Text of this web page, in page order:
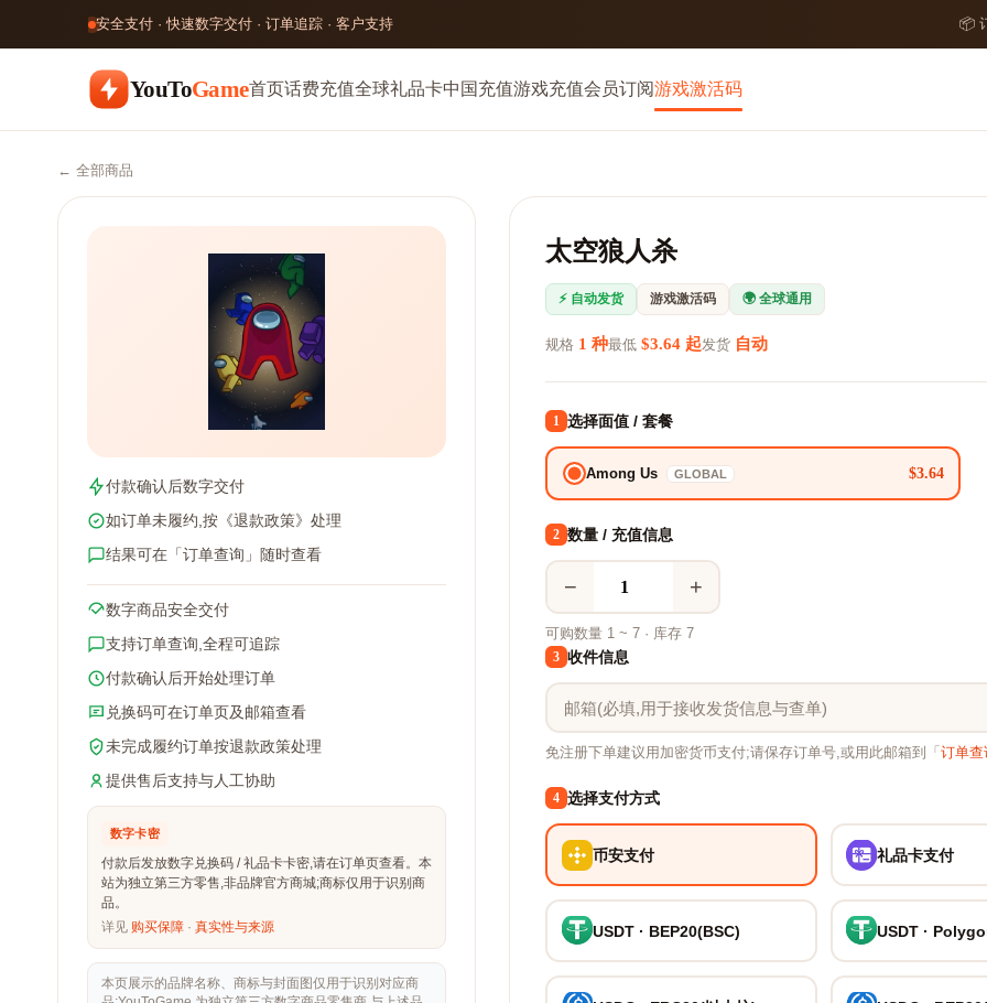
安全支付 · 快速数字交付 · 订单追踪 · 客户支持 📦
YouToGame首页话费充值全球礼品卡中国充值游戏充值会员订阅游戏激活码
← 全部商品
付款确认后数字交付
如订单未履约,按《退款政策》处理
结果可在「订单查询」随时查看
数字商品安全交付
支持订单查询,全程可追踪
付款确认后开始处理订单
兑换码可在订单页及邮箱查看
未完成履约订单按退款政策处理
提供售后支持与人工协助
数字卡密
付款后发放数字兑换码 / 礼品卡卡密,请在订单页查看。本
站为独立第三方零售,非品牌官方商城;商标仅用于识别商
品。
详见 购买保障 · 真实性与来源
本页展示的品牌名称、商标与封面图仅用于识别对应商
太空狼人杀
⚡ 自动发货 游戏激活码 🌍 全球通用
规格 1 种最低 $3.64 起发货 自动
1 选择面值 / 套餐
Among Us GLOBAL $3.64
2 数量 / 充值信息
− +
可购数量 1 ~ 7 · 库存 7
3 收件信息
免注册下单建议用加密货币支付;请保存订单号,或用此邮箱到「 订单查
4 选择支付方式
币安支付 礼品卡支付
USDT · BEP20(BSC) USDT ·